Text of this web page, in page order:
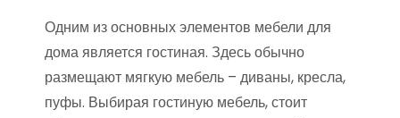
Одним из основных элементов мебели для
дома является гостиная. Здесь обычно
размещают мягкую мебель – диваны, кресла,
пуфы. Выбирая гостиную мебель, стоит